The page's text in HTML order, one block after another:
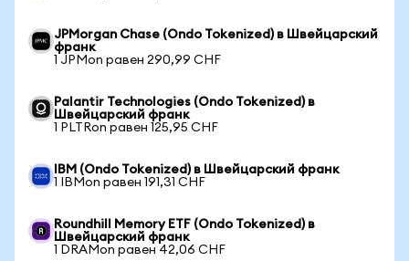
JPMorgan Chase (Ondo Tokenized) в Швейцарский
франк
1 JPMon равен 290,99 CHF
Palantir Technologies (Ondo Tokenized) в
Швейцарский франк
1 PLTRon равен 125,95 CHF
IBM (Ondo Tokenized) в Швейцарский франк
1 IBMon равен 191,31 CHF
Roundhill Memory ETF (Ondo Tokenized) в
Швейцарский франк
1 DRAMon равен 42,06 CHF